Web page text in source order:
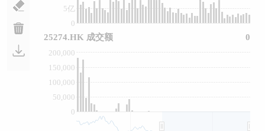
0
5亿
0
50,000
100,000
150,000
200,000
25274.HK 成交额 0